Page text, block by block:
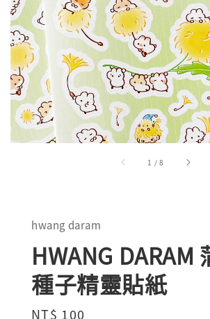
1 /8
hwang daram
HWANG DARAM
種子精靈貼紙
Regular
NT$ 100